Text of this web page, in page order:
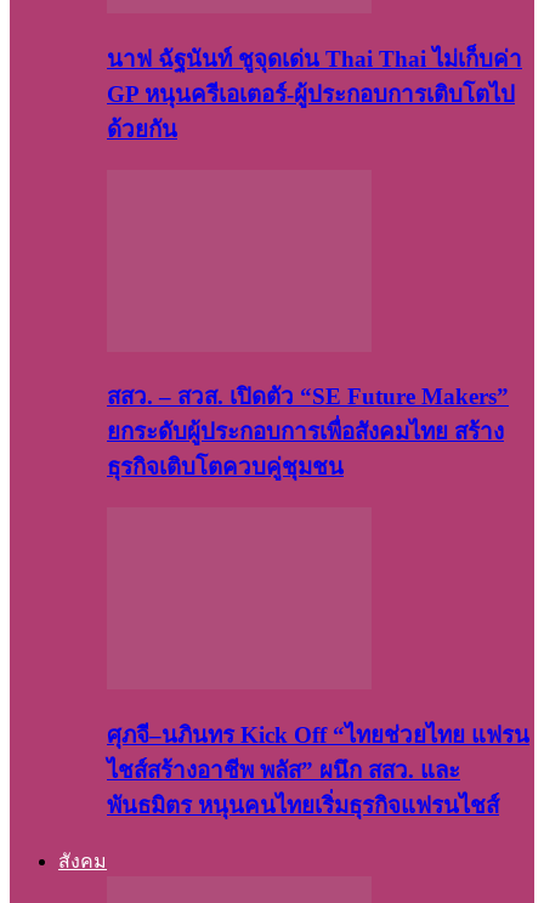
นาฟ ฉัฐนันท์ ชูจุดเด่น Thai Thai ไม่เก็บค่า
GP หนุนครีเอเตอร์-ผู้ประกอบการเติบโตไป
ด้วยกัน
สสว. – สวส. เปิดตัว “SE Future Makers”
ยกระดับผู้ประกอบการเพื่อสังคมไทย สร้าง
ธุรกิจเติบโตควบคู่ชุมชน
ศุภจี–นภินทร Kick Off “ไทยช่วยไทย แฟรน
ไชส์สร้างอาชีพ พลัส” ผนึก สสว. และ
พันธมิตร หนุนคนไทยเริ่มธุรกิจแฟรนไชส์
สังคม